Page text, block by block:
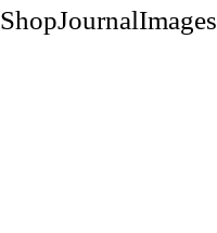
ShopJournalImages